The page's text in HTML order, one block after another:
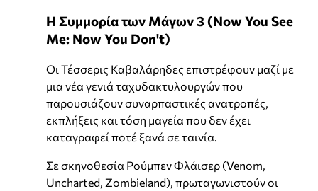
Η Συμμορία των Μάγων 3 (Now You See
Me: Now You Don't)
Οι Τέσσερις Καβαλάρηδες επιστρέφουν μαζί με
μια νέα γενιά ταχυδακτυλουργών που
παρουσιάζουν συναρπαστικές ανατροπές,
εκπλήξεις και τόση μαγεία που δεν έχει
καταγραφεί ποτέ ξανά σε ταινία.
Σε σκηνοθεσία Ρούμπεν Φλάισερ (Venom,
Uncharted, Zombieland), πρωταγωνιστούν οι